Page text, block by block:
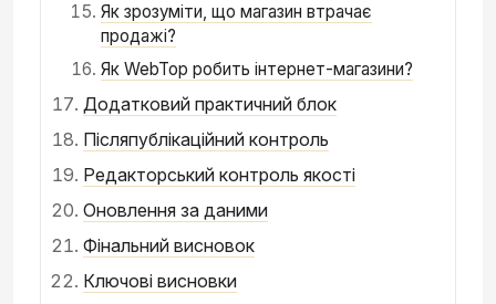
Як зрозуміти, що магазин втрачає
продажі?
Як WebTop робить інтернет-магазини?
Додатковий практичний блок
Післяпублікаційний контроль
Редакторський контроль якості
Оновлення за даними
Фінальний висновок
Ключові висновки